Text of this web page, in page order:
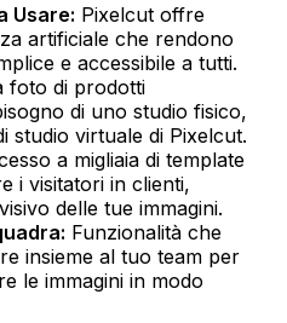
Usare: Pixelcut offre
artificiale che rendono
e accessibile a tutti.
foto di prodotti
di uno studio fisico,
studio virtuale di Pixelcut.
a migliaia di template
i visitatori in clienti,
delle tue immagini.
Funzionalità che
insieme al tuo team per
le immagini in modo